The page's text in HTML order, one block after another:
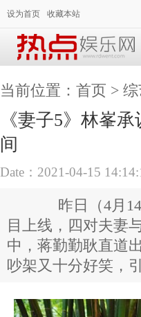
设为首页 收藏本站
当前位置： 首页 >
《妻子5》林峯
间
Date：2021-04-15
昨日（4月14
目上线，四对夫妻
中，蒋勤勤耿直道
吵架又十分好笑，